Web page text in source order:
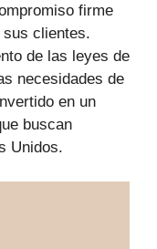
firme
clientes.
de las leyes de
necesidades de
en un
buscan
Unidos.